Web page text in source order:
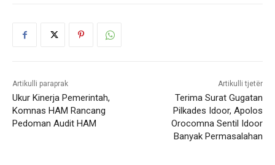
Artikulli paraprak
Ukur Kinerja Pemerintah,
Komnas HAM Rancang
Pedoman Audit HAM
Artikulli tjetër
Terima Surat Gugatan
Pilkades Idoor, Apolos
Orocomna Sentil Idoor
Banyak Permasalahan